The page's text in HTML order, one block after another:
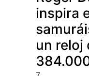
inspira
un reloj